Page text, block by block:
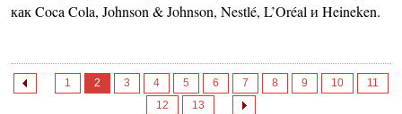
как Coca Cola, Johnson & Johnson, Nestlé, L’Oréal и Heineken.
1 2 3 4 5 6 7 8 9 10
11
12
13